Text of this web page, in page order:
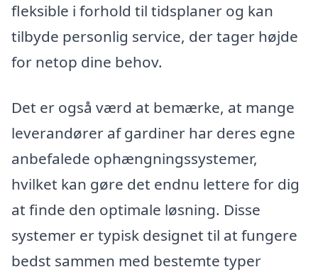
fleksible i forhold til tidsplaner og kan
tilbyde personlig service, der tager højde
for netop dine behov.
Det er også værd at bemærke, at mange
leverandører af gardiner har deres egne
anbefalede ophængningssystemer,
hvilket kan gøre det endnu lettere for dig
at finde den optimale løsning. Disse
systemer er typisk designet til at fungere
bedst sammen med bestemte typer